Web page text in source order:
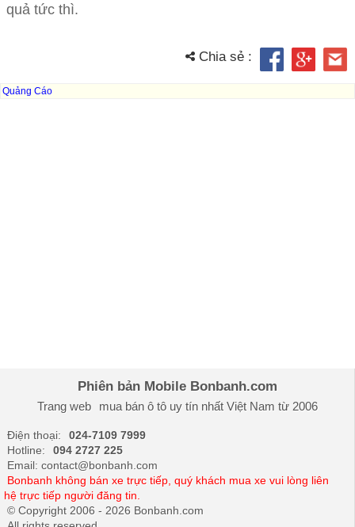
quả tức thì.
Chia sẻ :
Quảng Cáo
Phiên bản Mobile Bonbanh.com
Trang web mua bán ô tôuy tín nhất Việt Nam từ 2006
Điện thoại:
024-7109 7999
Hotline:
094 2727 225
Email: contact@bonbanh.com
Bonbanh không bán xe trực tiếp, quý khách mua xe vui lòng liên
hệ trực tiếp người đăng tin.
© Copyright 2006 - 2026 Bonbanh.com